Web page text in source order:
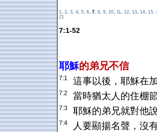
1, 2, 3, 4, 5, 6, 7, 8, 9, 10, 11, 12, 13, 14, 15,
21
7:1-52
耶穌的弟兄不信
7:1 這事以後，耶穌在
7:2 當時猶太人的住棚節
7:3 耶穌的弟兄就對他
7:4 人要顯揚名聲，沒